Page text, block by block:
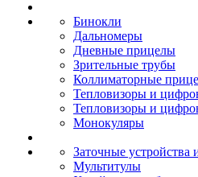
Бинокли
Дальномеры
Дневные прицелы
Зрительные трубы
Коллиматорные
Тепловизоры и
Тепловизоры и
Монокуляры
Заточные устройства
Мультитулы